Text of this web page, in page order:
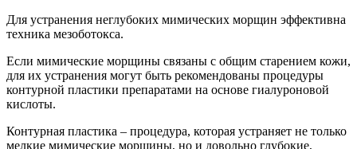
Для устранения неглубоких мимических морщин эффективна
техника мезоботокса.
Если мимические морщины связаны с общим старением кожи,
для их устранения могут быть рекомендованы процедуры
контурной пластики препаратами на основе гиалуроновой
кислоты.
Контурная пластика – процедура, которая устраняет не только
мелкие мимические морщины, но и довольно глубокие,